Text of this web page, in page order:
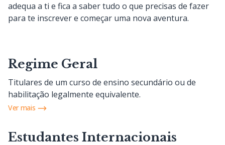
adequa a ti e fica a saber tudo o que precisas de fazer
para te inscrever e começar uma nova aventura.
Regime Geral
Titulares de um curso de ensino secundário ou de
habilitação legalmente equivalente.
Ver mais
Estudantes Internacionais